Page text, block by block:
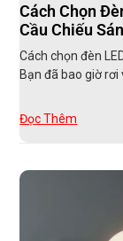
Cách Chọn
Cầu Chiếu
Cách chọn đèn
Bạn đã bao giờ
Đọc Thêm